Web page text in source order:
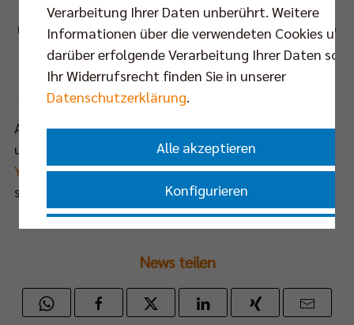
Die BR Volleys freuen sich auf das Play-off-Finale, erstes Match am 27. April um 16.00
Uhr in Berlin!
Foto: Eckhard Herfet, Berlin
Alle Folgen des Internet.TV-Magazins BEST OF FIVE
und zahlreiche andere interessante Videos sind im
YouTube-Kanal der BERLIN RECYCLING Volleyszu
sehen.
News teilen
Verarbeitung Ihrer Daten unberührt. Weitere
Informationen über die verwendeten Cookies und
darüber erfolgende Verarbeitung Ihrer Daten
Ihr Widerrufsrecht finden Sie in unserer
Datenschutzerklärung.
Alle akzeptieren
Konfigurieren
Nur essenzielle Cookies akzeptieren